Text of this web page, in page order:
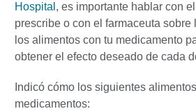
Hospital , es importante hablar con
prescribe o con el farmaceuta
los alimentos con tu medicamento
obtener el efecto deseado de cada
Indicó cómo los siguientes
medicamentos: